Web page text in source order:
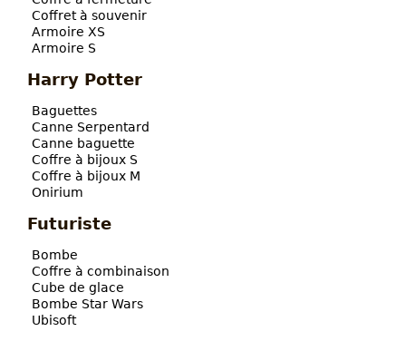
Coffret à souvenir
Armoire XS
Armoire S
Harry Potter
Baguettes
Canne Serpentard
Canne baguette
Coffre à bijoux S
Coffre à bijoux M
Onirium
Futuriste
Bombe
Coffre à combinaison
Cube de glace
Bombe Star Wars
Ubisoft